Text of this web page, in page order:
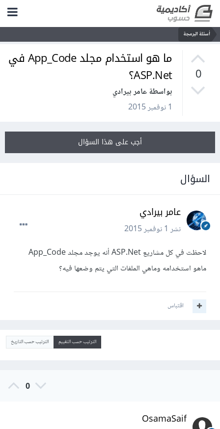
أسئلة البرمجة
0
ما هو استخدام مجلد App_Code في
ASP.Net؟
بواسطة عامر بيرادي
1 نوفمبر 2015
أجب على هذا السؤال
السؤال
عامر بيرادي
نشر1 نوفمبر 2015
لاحظت في كل مشاريع ASP.Net أنه يوجد مجلد App_Code
ماهو استخدامه وماهي الملفات التي يتم وضعها فيه؟
اقتباس
الترتيب حسب التقييم الترتيب حسب التاريخ
0
OsamaSaif